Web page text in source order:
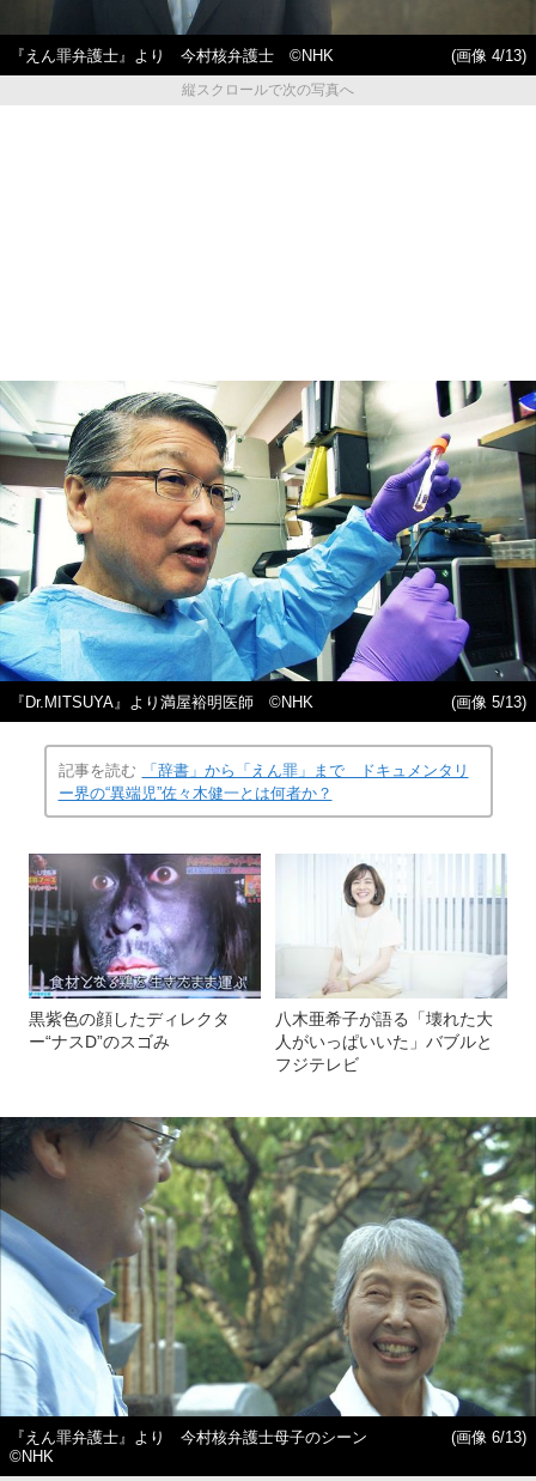
『えん罪弁護士』より 今村核弁護士 ©NHK
(画像 4/13)
縦スクロールで次の写真へ
『Dr.MITSUYA』より満屋裕明医師 ©NHK (画像 5/13)
記事を読む
「辞書」から「えん罪」まで ドキュメンタリ
ー界の“異端児”佐々木健一とは何者か？
黒紫色の顔したディレクタ
ー“ナスD”のスゴみ
八木亜希子が語る「壊れた大
人がいっぱいいた」バブルと
フジテレビ
『えん罪弁護士』より 今村核弁護士母子のシーン
©NHK
(画像 6/13)